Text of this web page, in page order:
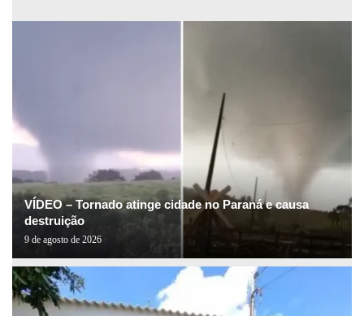
VÍDEO – Tornado atinge cidade no Paraná e causa
destruição
9 de agosto de 2026